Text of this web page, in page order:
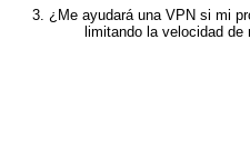
3. ¿Me ayudará una VPN si mi
limitando la velocidad